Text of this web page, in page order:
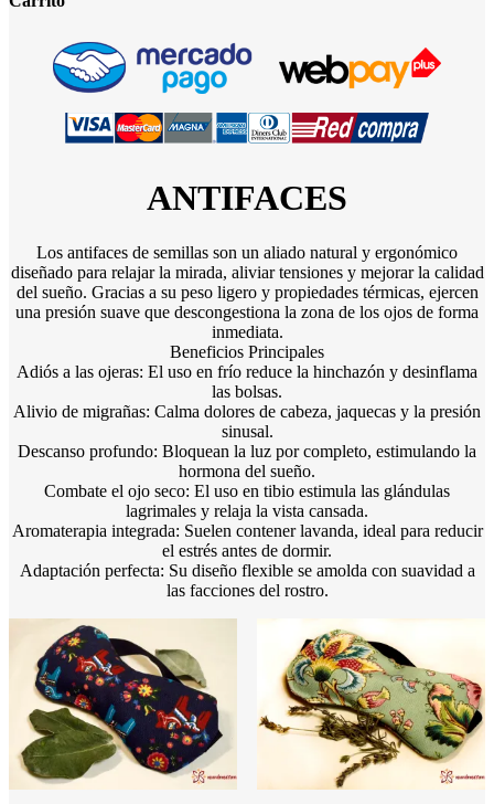
ANTIFACES
Los antifaces de semillas son un aliado natural y ergonómico
diseñado para relajar la mirada, aliviar tensiones y mejorar la calidad
del sueño. Gracias a su peso ligero y propiedades térmicas, ejercen
una presión suave que descongestiona la zona de los ojos de forma
inmediata.
Beneficios Principales
Adiós a las ojeras: El uso en frío reduce la hinchazón y desinflama
las bolsas.
Alivio de migrañas: Calma dolores de cabeza, jaquecas y la presión
sinusal.
Descanso profundo: Bloquean la luz por completo, estimulando la
hormona del sueño.
Combate el ojo seco: El uso en tibio estimula las glándulas
lagrimales y relaja la vista cansada.
Aromaterapia integrada: Suelen contener lavanda, ideal para reducir
el estrés antes de dormir.
Adaptación perfecta: Su diseño flexible se amolda con suavidad a
las facciones del rostro.